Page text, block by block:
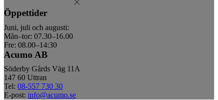
Öppettider
Juni, juli och augusti:
Mån–tor: 07.30–16.00
Fre: 08.00–14:30
Acumo AB
Söderby Gårds Väg 11A
147 60 Uttran
Tel: 08-557 730 30
E-post: info@acumo.se